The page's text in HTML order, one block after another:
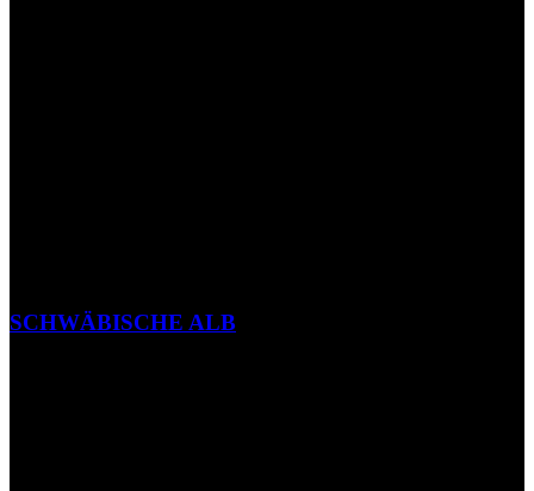
SCHWÄBISCHE ALB